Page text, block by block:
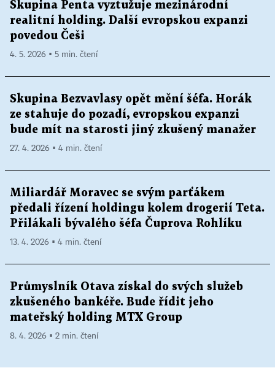
Skupina Penta vyztužuje mezinárodní
realitní holding. Další evropskou expanzi
povedou Češi
4. 5. 2026 ▪ 5 min. čtení
Skupina Bezvavlasy opět mění šéfa. Horák
ze stahuje do pozadí, evropskou expanzi
bude mít na starosti jiný zkušený manažer
27. 4. 2026 ▪ 4 min. čtení
Miliardář Moravec se svým parťákem
předali řízení holdingu kolem drogerií Teta.
Přilákali bývalého šéfa Čuprova Rohlíku
13. 4. 2026 ▪ 4 min. čtení
Průmyslník Otava získal do svých služeb
zkušeného bankéře. Bude řídit jeho
mateřský holding MTX Group
8. 4. 2026 ▪ 2 min. čtení